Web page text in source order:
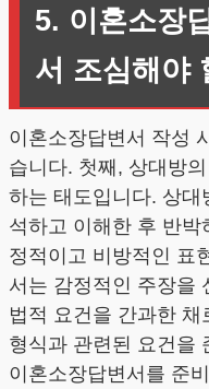
5. 이혼소장
서 조심해야
이혼소장답변서 작성
습니다. 첫째, 상대방
하는 태도입니다. 상
석하고 이해한 후 반
정적이고 비방적인 표
서는 감정적인 주장을
법적 요건을 간과한
형식과 관련된 요건을
이혼소장답변서를 준